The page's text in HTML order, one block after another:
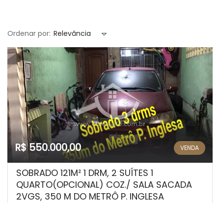
Ordenar por: Relevância
R$ 550.000,00 VENDA
SOBRADO 121M² 1 DRM, 2 SUÍTES 1
QUARTO(OPCIONAL) COZ./ SALA SACADA
2VGS, 350 M DO METRÔ P. INGLESA